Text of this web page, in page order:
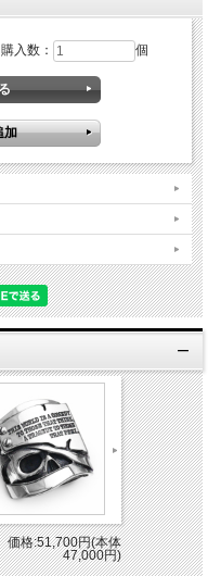
購入数： 個
価格:51,700円(本体
47,000円)